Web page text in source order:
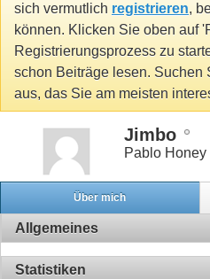
sich vermutlich registrieren,
können. Klicken Sie oben auf
Registrierungsprozess zu
schon Beiträge lesen. Suchen
aus, das Sie am meisten
Jimbo
Pablo Honey
Über mich
Allgemeines
Statistiken